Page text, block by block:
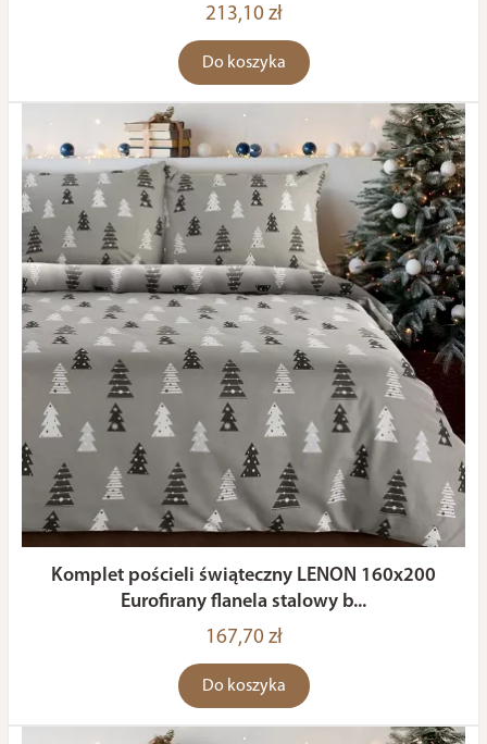
213,10 zł
Do koszyka
Komplet pościeli świąteczny LENON 160x200
Eurofirany flanela stalowy b...
167,70 zł
Do koszyka